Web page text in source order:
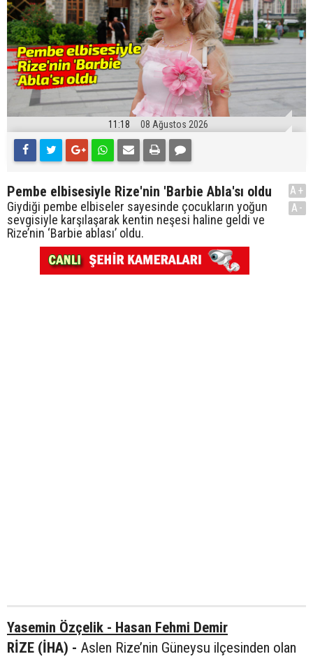
11:18 08 Ağustos 2026
Pembe elbisesiyle Rize'nin 'Barbie Abla'sı oldu
Giydiği pembe elbiseler sayesinde çocukların yoğun
sevgisiyle karşılaşarak kentin neşesi haline geldi ve
Rize’nin ‘Barbie ablası’ oldu.
A+
A-
Yasemin Özçelik - Hasan Fehmi Demir
RİZE (İHA) - Aslen Rize’nin Güneysu ilçesinden olan